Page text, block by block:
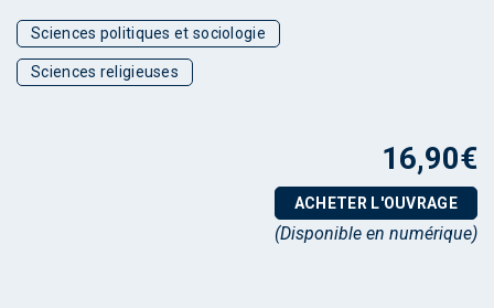
Sciences politiques et sociologie
Sciences religieuses
16,90€
ACHETER L'OUVRAGE
(Disponible en numérique)